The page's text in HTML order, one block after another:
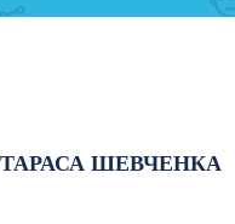
ШЕВЧЕНКА